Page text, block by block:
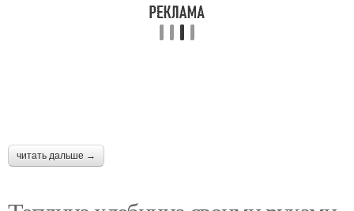
читать дальше →